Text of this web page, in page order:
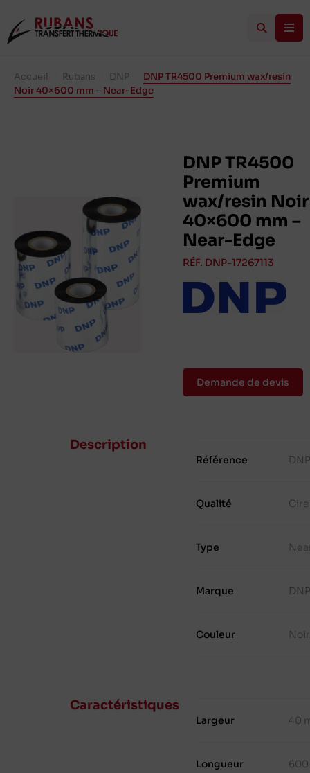
Accueil Rubans DNP
DNP TR4500 Premium wax/resin
Noir 40×600 mm – Near-Edge
DNP TR4500
Premium
wax/resin Noir
40×600 mm –
Near-Edge
RÉF. DNP-17267113
Demande de devis
Description
Référence
Qualité
Type
Marque
Couleur Noir
Caractéristiques
Largeur 40
Longueur 600